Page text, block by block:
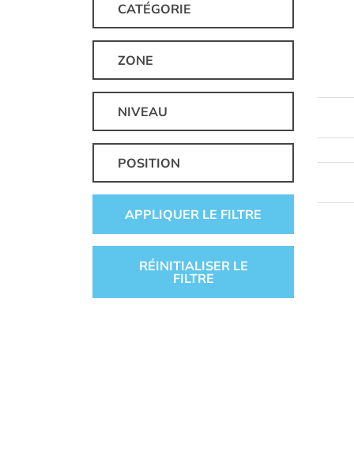
CATÉGORIE
ZONE
NIVEAU
POSITION
APPLIQUER LE FILTRE
RÉINITIALISER LE
FILTRE